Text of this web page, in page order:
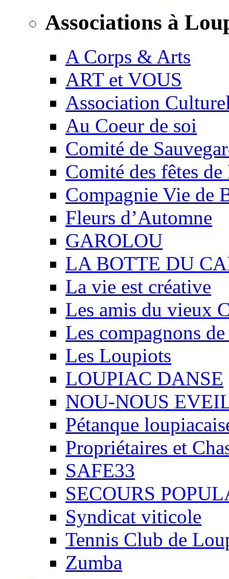
Associations à
A Corps & Arts
ART et VOUS
Association
Au Coeur de soi
Comité de
Comité des fêtes
Compagnie Vie de
Fleurs d’Automne
GAROLOU
LA BOTTE DU
La vie est créative
Les amis du vieux
Les compagnons
Les Loupiots
LOUPIAC DANSE
NOU-NOUS
Pétanque
Propriétaires et
SAFE33
SECOURS
Syndicat viticole
Tennis Club de
Zumba